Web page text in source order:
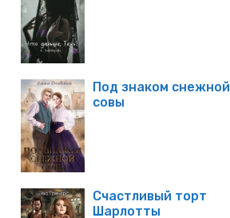
Под знаком снежной
совы
Счастливый торт
Шарлотты